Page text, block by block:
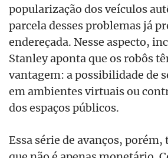
popularização dos veículos
parcela desses problemas já
endereçada. Nesse aspecto,
Stanley aponta que os robôs
vantagem: a possibilidade de
em ambientes virtuais ou
dos espaços públicos.
Essa série de avanços, porém,